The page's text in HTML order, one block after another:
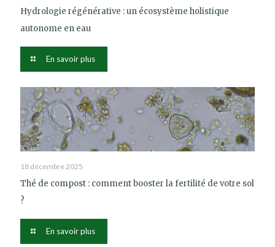
Hydrologie régénérative : un écosystème holistique
autonome en eau
En savoir plus
18 décembre 2025
Thé de compost : comment booster la fertilité de votre sol
?
En savoir plus